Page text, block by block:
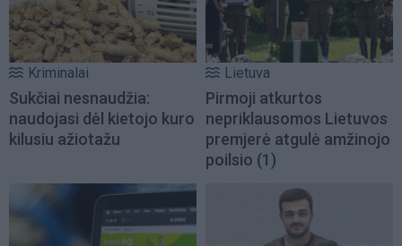
Kriminalai
Sukčiai nesnaudžia:
naudojasi dėl kietojo kuro
kilusiu ažiotažu
Lietuva
Pirmoji atkurtos
nepriklausomos Lietuvos
premjerė atgulė amžinojo
poilsio (1)